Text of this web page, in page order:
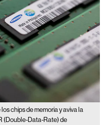
chips de memoria y aviva la
(Double-Data-Rate) de